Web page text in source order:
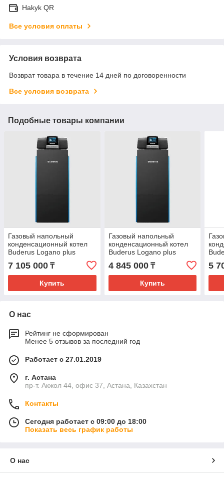
Hakyk QR
Все условия оплаты
Условия возврата
Возврат товара в течение 14 дней по договоренности
Все условия возврата
Подобные товары компании
Газовый напольный
конденсационный котел
Buderus Logano plus
7 105 000 ₸
Купить
Газовый напольный
конденсационный котел
Buderus Logano plus
4 845 000₸
Купить
5
О нас
Рейтинг не сформирован
Менее 5 отзывов за последний год
Работает с 27.01.2019
г. Астана
пр-т. Акжол 44, офис 37, Астана, Казахстан
Контакты
Сегодня работает с 09:00 до 18:00
Показать весь график работы
О нас